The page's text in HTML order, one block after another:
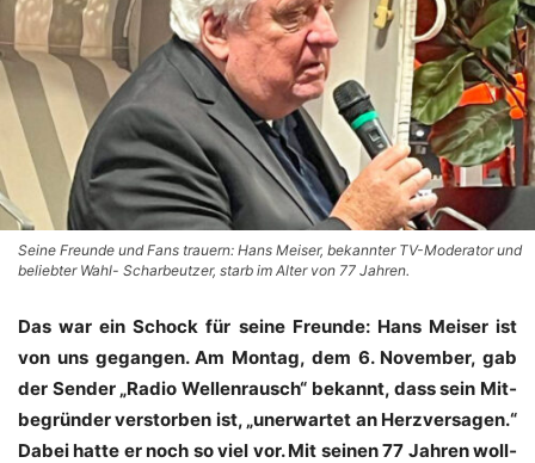
Seine Freunde und Fans trauern: Hans Meiser, bekannter TV-Moderator und
beliebter Wahl- Scharbeutzer, starb im Alter von 77 Jahren.
Das war ein Schock für sei­ne Freun­de: Hans Mei­ser ist
von uns gegan­gen. Am Mon­tag, dem 6. Novem­ber, gab
der Sen­der „Radio Wel­len­rausch“ bekannt, dass sein Mit­
be­grün­der ver­stor­ben ist, „uner­war­tet an Herz­ver­sa­gen.“
Dabei hat­te er noch so viel vor. Mit sei­nen 77 Jah­ren woll­